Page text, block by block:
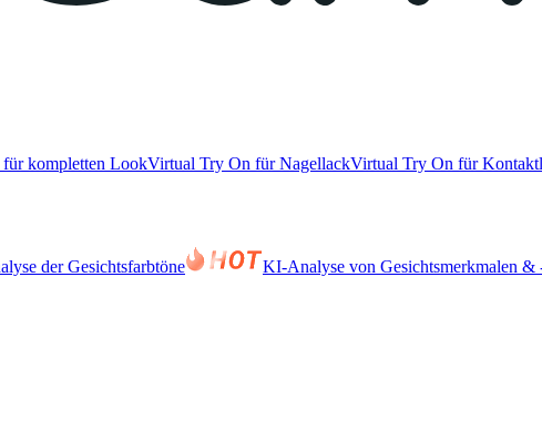
kompletten LookVirtual Try On für NagellackVirtual Try On für
der Gesichtsfarbtöne KI-Analyse von Gesichtsmerkmalen &